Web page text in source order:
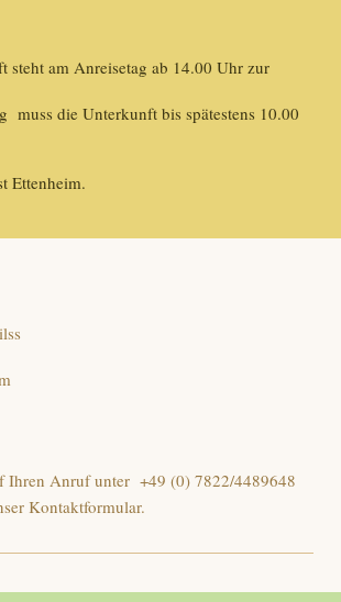
steht am Anreisetag ab 14.00 Uhr zur
muss die Unterkunft bis spätestens 10.00
Ettenheim.
Ihren Anruf unter +49 (0) 7822/4489648
Kontaktformular.